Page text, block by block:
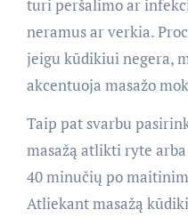
turi peršalimo ar
neramus ar verkia.
jeigu kūdikiui negera,
akcentuoja masažo
Taip pat svarbu
masažą atlikti ryte
40 minučių po
Atliekant masažą